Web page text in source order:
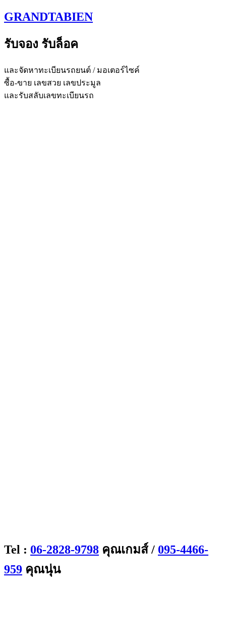
Skip
to
GRANDTABIEN
รับจอง รับล็อค
และจัดหาทะเบียนรถยนต์ / มอเตอร์ไซค์
ซื้อ-ขาย เลขสวย เลขประมูล
และรับสลับเลขทะเบียนรถ
Tel : 06-2828-9798 คุณเกมส์ / 095-4466-
959 คุณนุ่น